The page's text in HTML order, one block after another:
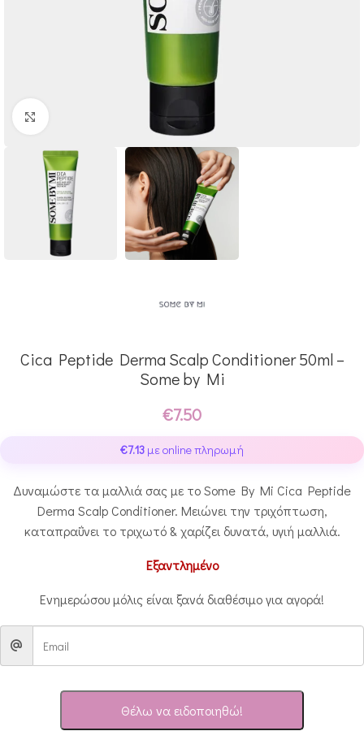
Cica Peptide Derma Scalp Conditioner 50ml –
Some by Mi
€7.50
€7.13 με online πληρωμή
Δυναμώστε τα μαλλιά σας με το Some By Mi Cica Peptide
Derma Scalp Conditioner. Μειώνει την τριχόπτωση,
καταπραΰνει το τριχωτό & χαρίζει δυνατά, υγιή μαλλιά.
Εξαντλημένο
Ενημερώσου μόλις είναι ξανά διαθέσιμο για αγορά!
Θέλω να ειδοποιηθώ!